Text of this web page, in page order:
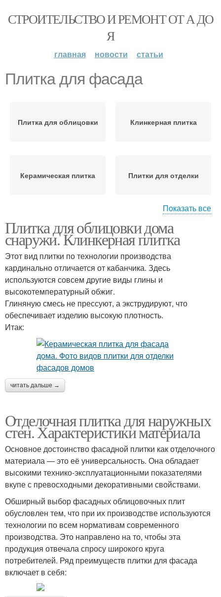
СТРОИТЕЛЬСТВО И РЕМОНТ ОТ А ДО
Я
главная новости статьи
Плитка для фасада
Плитка для облицовки Клинкерная плитка
Керамическая плитка Плитки для отделки
Облицовочная плитка Плитка под камень
Теплая плитка
Керамогранитная
стен
Декоративная плитка
Фасадная плитка
Плитка для наружной
отделки
Термопанели с
клинкерной плиткой
Плитка под кирпич Фасадные плитки
Показать все
Плитка для облицовки дома
снаружи. Клинкерная плитка
Этот вид плитки по технологии производства
кардинально отличается от кабанчика. Здесь
используются совсем другие виды глины и
высокотемпературный обжиг.
Глиняную смесь не прессуют, а экструдируют, что
обеспечивает изделию высокую плотность.
Итак:
читать дальше →
Отделочная плитка для наружных
стен. Характеристики материала
Основное достоинство фасадной плитки как отделочного
материала — это её универсальность. Она обладает
высокими технико-эксплуатационными показателями
вкупе с превосходными декоративными свойствами.
Обширный выбор фасадных облицовочных плит
обусловлен тем, что при их производстве используются
технологии по всем нормативам современного
производства. Это направлено на то, чтобы эта
продукция отвечала спросу широкого круга
потребителей. Ряд преимуществ плитки для фасада
включает в себя: